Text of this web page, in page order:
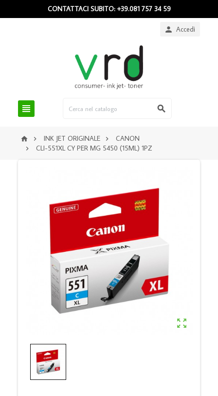
CONTATTACI SUBITO: +39.081 757 34 59
 Accedi
 
  INK JET ORIGINALE  CANON
 CLI-551XL CY PER MG 5450 (15ML) 1PZ
